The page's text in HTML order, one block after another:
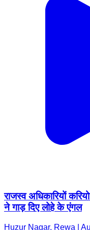
राजस्व अधिकारियों
ने गाड़ दिए लोहे के एंगल
Huzur Nagar, Rewa |